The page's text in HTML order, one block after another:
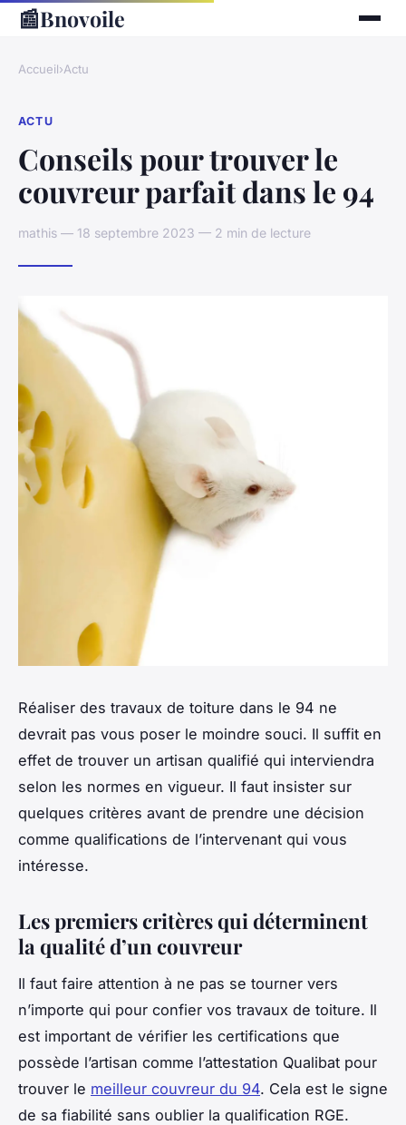
📰Bnovoile
Accueil›Actu
ACTU
Conseils pour trouver le
couvreur parfait dans le 94
mathis — 18 septembre 2023 — 2 min de lecture
Réaliser des travaux de toiture dans le 94 ne
devrait pas vous poser le moindre souci. Il suffit en
effet de trouver un artisan qualifié qui interviendra
selon les normes en vigueur. Il faut insister sur
quelques critères avant de prendre une décision
comme qualifications de l’intervenant qui vous
intéresse.
Les premiers critères qui déterminent
la qualité d’un couvreur
Il faut faire attention à ne pas se tourner vers
n’importe qui pour confier vos travaux de toiture. Il
est important de vérifier les certifications que
possède l’artisan comme l’attestation Qualibat pour
trouver le meilleur couvreur du 94. Cela est le signe
de sa fiabilité sans oublier la qualification RGE.